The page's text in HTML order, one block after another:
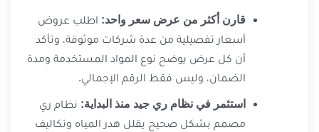
قارن أكثر من عرض سعر واحد: اطلب عروض
أسعار تفصيلية من عدة شركات موثوقة، وتأكد
أن كل عرض يوضح نوع المواد المستخدمة ومدة
الضمان، وليس فقط الرقم الإجمالي.
استثمر في نظام ري جيد منذ البداية: نظام ري
مصمم بشكل صحيح يقلل هدر المياه وتكاليف